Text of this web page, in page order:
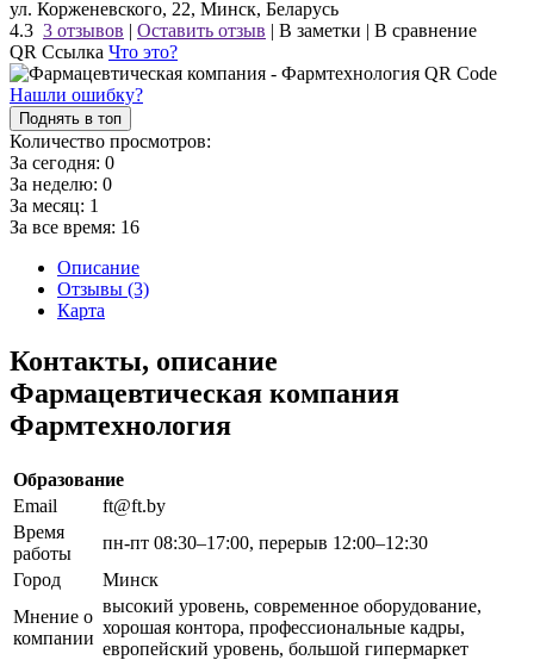
ул. Корженевского, 22, Минск, Беларусь
4.3 3 отзывов | Оставить отзыв | В заметки | В сравнение
QR Ссылка Что это?
Нашли ошибку?
Поднять в топ
Количество просмотров:
За сегодня: 0
За неделю: 0
За месяц: 1
За все время: 16
Описание
Отзывы (3)
Карта
Контакты, описание
Фармацевтическая компания
Фармтехнология
Образование
Email
ft@ft.by
Время
работы
пн-пт 08:30–17:00, перерыв 12:00–12:30
Город
Минск
Мнение о
компании
высокий уровень, современное оборудование,
хорошая контора, профессиональные кадры,
европейский уровень, большой гипермаркет